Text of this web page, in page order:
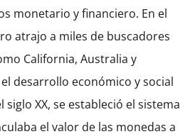
monetario y financiero. En el
atrajo a miles de buscadores
California, Australia y
desarrollo económico y social
siglo XX, se estableció el sistema
el valor de las monedas a